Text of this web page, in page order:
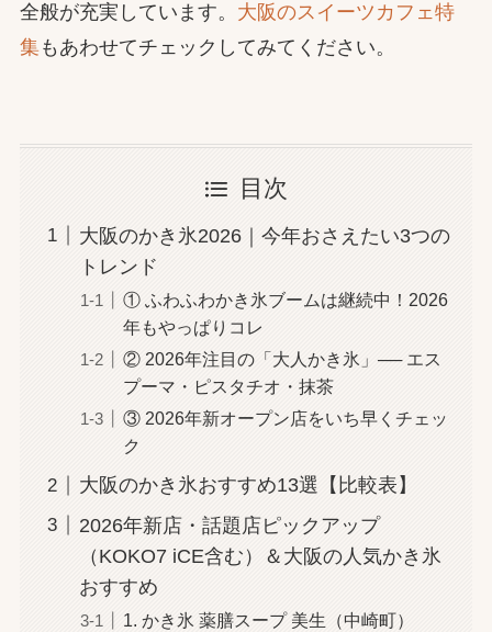
全般が充実しています。 大阪のスイーツカフェ特
集もあわせてチェックしてみてください。
目次
大阪のかき氷2026｜今年おさえたい3つの
トレンド
① ふわふわかき氷ブームは継続中！2026
年もやっぱりコレ
② 2026年注目の「大人かき氷」── エス
プーマ・ピスタチオ・抹茶
③ 2026年新オープン店をいち早くチェッ
ク
大阪のかき氷おすすめ13選【比較表】
2026年新店・話題店ピックアップ
（KOKO7 iCE含む）＆大阪の人気かき氷
おすすめ
1. かき氷 薬膳スープ 美生（中崎町）